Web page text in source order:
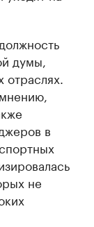
думы,
отраслях.
в
не